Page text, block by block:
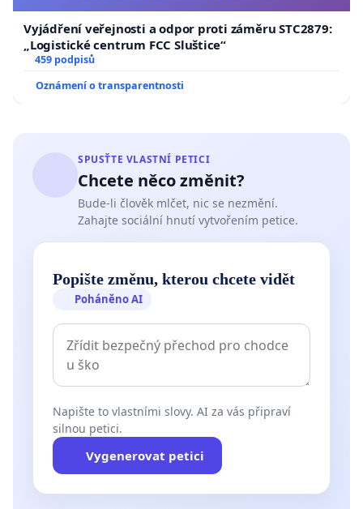
Vyjádření veřejnosti a odpor proti záměru STC2879:
„Logistické centrum FCC Sluštice“
459 podpisů
Oznámení o transparentnosti
SPUSŤTE VLASTNÍ PETICI
Chcete něco změnit?
Bude-li člověk mlčet, nic se nezmění.
Zahajte sociální hnutí vytvořením petice.
Popište změnu, kterou chcete vidět
Poháněno AI
Napište to vlastními slovy. AI za vás připraví
silnou petici.
Vygenerovat petici